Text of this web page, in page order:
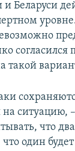
Беларуси
согласился
такой
ситуацию,
что
один